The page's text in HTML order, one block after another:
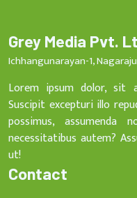
Grey Media Pvt.
Ichhangunarayan-1,
Lorem ipsum dolor, sit
Suscipit excepturi illo
possimus,
necessitatibus autem?
ut!
Contact